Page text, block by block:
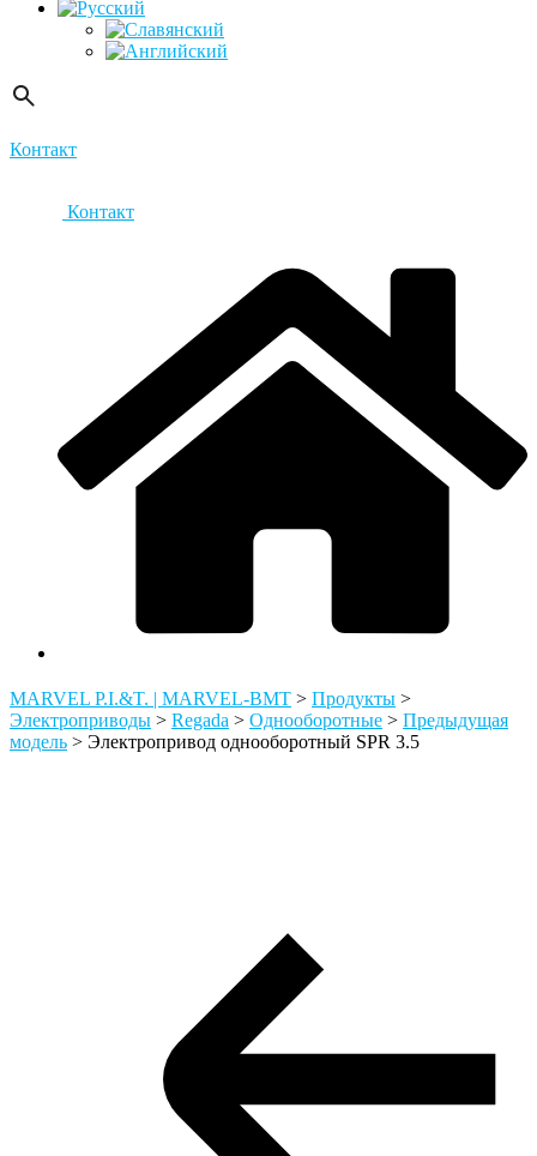
Контакт
Контакт
MARVEL P.I.&T. | MARVEL-BMT > Продукты >
Электроприводы > Regada > Однооборотные > Предыдущая
модель > Электропривод однооборотный SPR 3.5